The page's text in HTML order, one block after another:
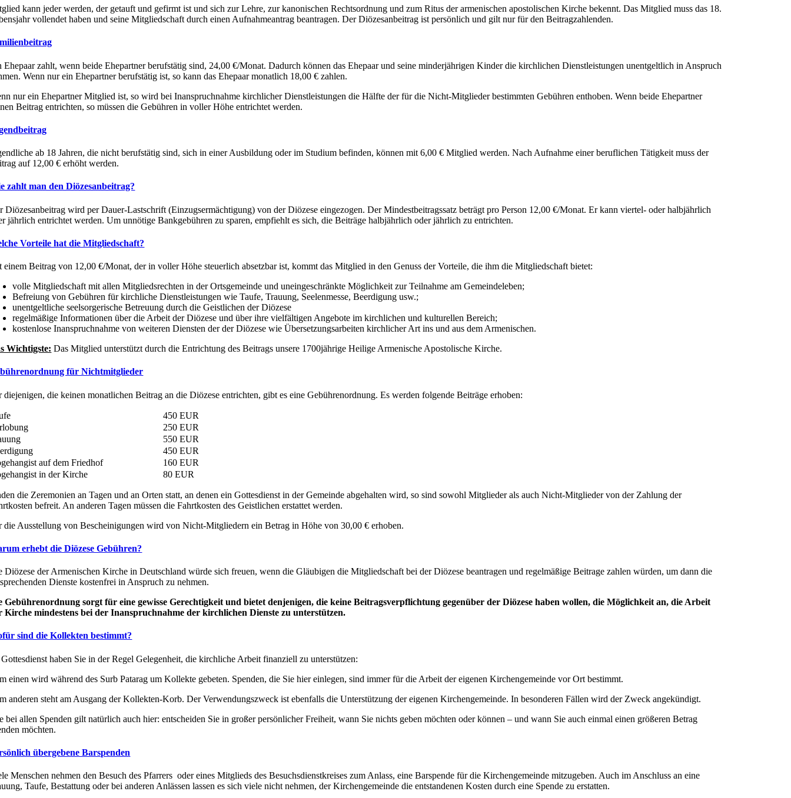
kann jeder werden, der getauft und gefirmt ist und sich zur Lehre, zur kanonischen Rechtsordnung und zum Ritus der armenischen apostolischen Kirche bekennt. Das Mitglied muss das 18.
vollendet haben und seine Mitgliedschaft durch einen Aufnahmeantrag beantragen. Der Diözesanbeitrag ist persönlich und gilt nur für den Beitragzahlenden.
Ehepaar zahlt, wenn beide Ehepartner berufstätig sind, 24,00 €/Monat. Dadurch können das Ehepaar und seine minderjährigen Kinder die kirchlichen Dienstleistungen unentgeltlich in Anspruch
Wenn nur ein Ehepartner berufstätig ist, so kann das Ehepaar monatlich 18,00 € zahlen.
nur ein Ehepartner Mitglied ist, so wird bei Inanspruchnahme kirchlicher Dienstleistungen die Hälfte der für die Nicht-Mitglieder bestimmten Gebühren enthoben. Wenn beide Ehepartner
Beitrag entrichten, so müssen die Gebühren in voller Höhe entrichtet werden.
ab 18 Jahren, die nicht berufstätig sind, sich in einer Ausbildung oder im Studium befinden, können mit 6,00 € Mitglied werden. Nach Aufnahme einer beruflichen Tätigkeit muss der
auf 12,00 € erhöht werden.
zahlt man den Diözesanbeitrag?
Diözesanbeitrag wird per Dauer-Lastschrift (Einzugsermächtigung) von der Diözese eingezogen. Der Mindestbeitragssatz beträgt pro Person 12,00 €/Monat. Er kann viertel- oder halbjährlich
jährlich entrichtet werden. Um unnötige Bankgebühren zu sparen, empfiehlt es sich, die Beiträge halbjährlich oder jährlich zu entrichten.
Vorteile hat die Mitgliedschaft?
einem Beitrag von 12,00 €/Monat, der in voller Höhe steuerlich absetzbar ist, kommt das Mitglied in den Genuss der Vorteile, die ihm die Mitgliedschaft bietet:
volle Mitgliedschaft mit allen Mitgliedsrechten in der Ortsgemeinde und uneingeschränkte Möglichkeit zur Teilnahme am Gemeindeleben;
Befreiung von Gebühren für kirchliche Dienstleistungen wie Taufe, Trauung, Seelenmesse, Beerdigung usw.;
unentgeltliche seelsorgerische Betreuung durch die Geistlichen der Diözese
regelmäßige Informationen über die Arbeit der Diözese und über ihre vielfältigen Angebote im kirchlichen und kulturellen Bereich;
kostenlose Inanspruchnahme von weiteren Diensten der der Diözese wie Übersetzungsarbeiten kirchlicher Art ins und aus dem Armenischen.
Wichtigste: Das Mitglied unterstützt durch die Entrichtung des Beitrags unsere 1700jährige Heilige Armenische Apostolische Kirche.
für Nichtmitglieder
diejenigen, die keinen monatlichen Beitrag an die Diözese entrichten, gibt es eine Gebührenordnung. Es werden folgende Beiträge erhoben:
450 EUR
250 EUR
550 EUR
450 EUR
auf dem Friedhof
160 EUR
in der Kirche
80 EUR
die Zeremonien an Tagen und an Orten statt, an denen ein Gottesdienst in der Gemeinde abgehalten wird, so sind sowohl Mitglieder als auch Nicht-Mitglieder von der Zahlung der
befreit. An anderen Tagen müssen die Fahrtkosten des Geistlichen erstattet werden.
die Ausstellung von Bescheinigungen wird von Nicht-Mitgliedern ein Betrag in Höhe von 30,00 € erhoben.
erhebt die Diözese Gebühren?
Diözese der Armenischen Kirche in Deutschland würde sich freuen, wenn die Gläubigen die Mitgliedschaft bei der Diözese beantragen und regelmäßige Beitrage zahlen würden, um dann die
Dienste kostenfrei in Anspruch zu nehmen.
Gebührenordnung sorgt für eine gewisse Gerechtigkeit und bietet denjenigen, die keine Beitragsverpflichtung gegenüber der Diözese haben wollen, die Möglichkeit an, die Arbeit
Kirche mindestens bei der Inanspruchnahme der kirchlichen Dienste zu unterstützen.
sind die Kollekten bestimmt?
haben Sie in der Regel Gelegenheit, die kirchliche Arbeit finanziell zu unterstützen:
einen wird während des Surb Patarag um Kollekte gebeten. Spenden, die Sie hier einlegen, sind immer für die Arbeit der eigenen Kirchengemeinde vor Ort bestimmt.
anderen steht am Ausgang der Kollekten-Korb. Der Verwendungszweck ist ebenfalls die Unterstützung der eigenen Kirchengemeinde. In besonderen Fällen wird der Zweck angekündigt.
bei allen Spenden gilt natürlich auch hier: entscheiden Sie in großer persönlicher Freiheit, wann Sie nichts geben möchten oder können – und wann Sie auch einmal einen größeren Betrag
möchten.
übergebene Barspenden
Menschen nehmen den Besuch des Pfarrers oder eines Mitglieds des Besuchsdienstkreises zum Anlass, eine Barspende für die Kirchengemeinde mitzugeben. Auch im Anschluss an eine
Taufe, Bestattung oder bei anderen Anlässen lassen es sich viele nicht nehmen, der Kirchengemeinde die entstandenen Kosten durch eine Spende zu erstatten.